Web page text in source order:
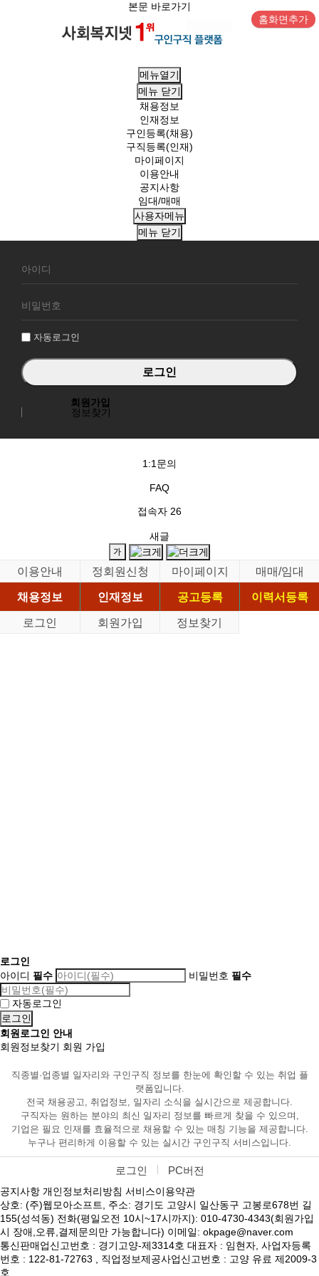
본문 바로가기
홈화면추가
메뉴열기
메뉴 닫기
채용정보
인재정보
구인등록(채용)
구직등록(인재)
마이페이지
이용안내
공지사항
임대/매매
사용자메뉴
메뉴 닫기
원
그
자동로그인
회원가입
정보찾기
1:1문의
FAQ
접속자 26
새글
이용안내 정회원신청 마이페이지
매매/임대
채용정보
인재정보 공고등록
이력서등록
로그인
회원가입 정보찾기
로그인
아이디 필수 비밀번호 필수
자동로그인
회원로그인 안내
회원정보찾기 회원 가입
직종별·업종별 일자리와 구인구직 정보를 한눈에 확인할 수 있는 취업 플
랫폼입니다.
전국 채용공고, 취업정보, 일자리 소식을 실시간으로 제공합니다.
구직자는 원하는 분야의 최신 일자리 정보를 빠르게 찾을 수 있으며,
기업은 필요 인재를 효율적으로 채용할 수 있는 매칭 기능을 제공합니다.
누구나 편리하게 이용할 수 있는 실시간 구인구직 서비스입니다.
로그인 PC버전
공지사항 개인정보처리방침 서비스이용약관
상호: (주)웹모아소프트, 주소: 경기도 고양시 일산동구 고봉로678번 길
155(성석동) 전화(평일오전 10시~17시까지): 010-4730-4343(회원가입
시 장애,오류,결제문의만 가능합니다) 이메일: okpage@naver.com
통신판매업신고번호 : 경기고양-제3314호 대표자 : 임현자, 사업자등록
번호 : 122-81-72763 , 직업정보제공사업신고번호 : 고양 유료 제2009-3
호